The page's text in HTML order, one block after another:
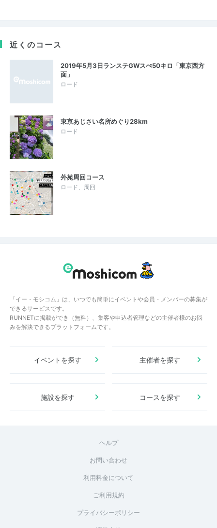
近くのコース
2019年5月3日ランステGWスぺ50キロ「東京西方
面」
ロード
東京あじさい名所めぐり28km
ロード
外苑周回コース
ロード、周回
「イー・モシコム」は、いつでも簡単にイベントや会員・メンバーの募集が
できるサービスです。
RUNNETに掲載ができ（無料）、集客や申込者管理などの主催者様のお悩
みを解決できるプラットフォームです。
イベントを探す 主催者を探す
施設を探す コースを探す
ヘルプ
お問い合わせ
利用料金について
ご利用規約
プライバシーポリシー